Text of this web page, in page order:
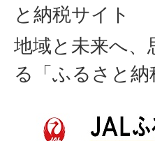
と納税サイト
地域と未来へ、
る「ふるさと納